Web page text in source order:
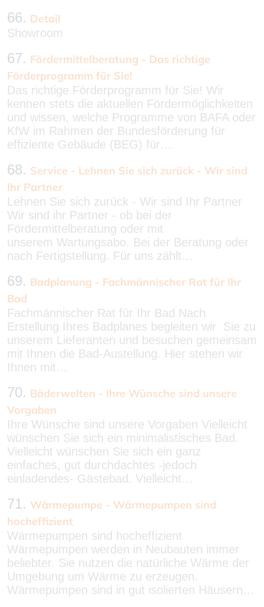
66. Detail
Showroom
67. Fördermittelberatung - Das richtige
Förderprogramm für Sie!
Das richtige Förderprogramm für Sie! Wir
kennen stets die aktuellen Fördermöglichkeiten
und wissen, welche Programme von BAFA oder
KfW im Rahmen der Bundesförderung für
effiziente Gebäude (BEG) für…
68. Service - Lehnen Sie sich zurück - Wir sind
Ihr Partner
Lehnen Sie sich zurück - Wir sind Ihr Partner
Wir sind ihr Partner - ob bei der
Fördermittelberatung oder mit
unserem Wartungsabo. Bei der Beratung oder
nach Fertigstellung. Für uns zählt…
69. Badplanung - Fachmännischer Rat für Ihr
Bad
Fachmännischer Rat für Ihr Bad Nach
Erstellung Ihres Badplanes begleiten wir Sie zu
unserem Lieferanten und besuchen gemeinsam
mit Ihnen die Bad-Austellung. Hier stehen wir
Ihnen mit…
70. Bäderwelten - Ihre Wünsche sind unsere
Vorgaben
Ihre Wünsche sind unsere Vorgaben Vielleicht
wünschen Sie sich ein minimalistisches Bad.
Vielleicht wünschen Sie sich ein ganz
einfaches, gut durchdachtes -jedoch
einladendes- Gästebad. Vielleicht…
71. Wärmepumpe - Wärmepumpen sind
hocheffizient
Wärmepumpen sind hocheffizient
Wärmepumpen werden in Neubauten immer
beliebter. Sie nutzen die natürliche Wärme der
Umgebung um Wärme zu erzeugen.
Wärmepumpen sind in gut isolierten Häusern…